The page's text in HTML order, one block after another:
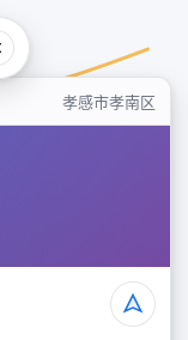
孝感市孝南区